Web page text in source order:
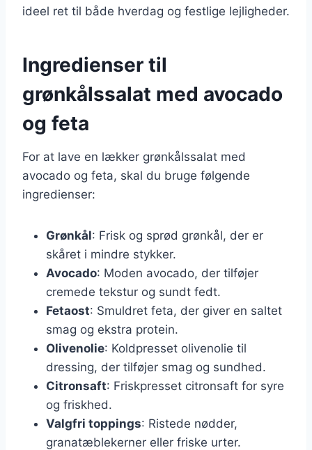
ideel ret til både hverdag og festlige lejligheder.
Ingredienser til
grønkålssalat med avocado
og feta
For at lave en lækker grønkålssalat med
avocado og feta, skal du bruge følgende
ingredienser:
Grønkål: Frisk og sprød grønkål, der er
skåret i mindre stykker.
Avocado: Moden avocado, der tilføjer
cremede tekstur og sundt fedt.
Fetaost: Smuldret feta, der giver en saltet
smag og ekstra protein.
Olivenolie: Koldpresset olivenolie til
dressing, der tilføjer smag og sundhed.
Citronsaft: Friskpresset citronsaft for syre
og friskhed.
Valgfri toppings: Ristede nødder,
granatæblekerner eller friske urter.